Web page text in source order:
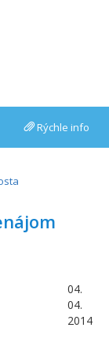
Rýchle info
04.
04.
2014